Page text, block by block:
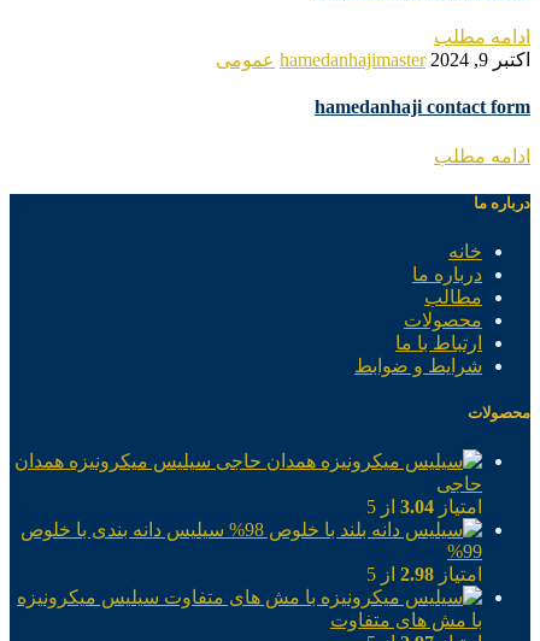
ادامه مطلب
اکتبر 9, 2024
hamedanhajimaster عمومی
hamedanhaji contact form
ادامه مطلب
درباره ما
خانه
درباره ما
مطالب
محصولات
ارتباط با ما
شرایط و ضوابط
محصولات
سیلیس میکرونیزه همدان
حاجی
امتیاز 3.04 از 5
سیلیس دانه بندی با خلوص
99%
امتیاز 2.98 از 5
سیلیس میکرونیزه
با مش های متفاوت